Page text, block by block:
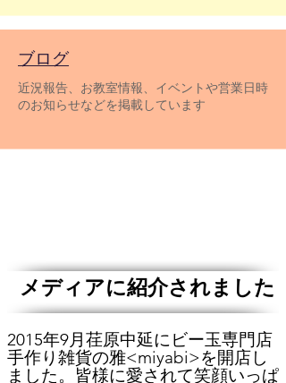
ブログ
近況報告、お教室情報、イベントや営業日時
のお知らせなどを掲載しています
メディアに紹介されました
2015年9月荏原中延にビー玉専門店
手作り雑貨の雅<miyabi>を開店し
ました。皆様に愛されて笑顔いっぱ